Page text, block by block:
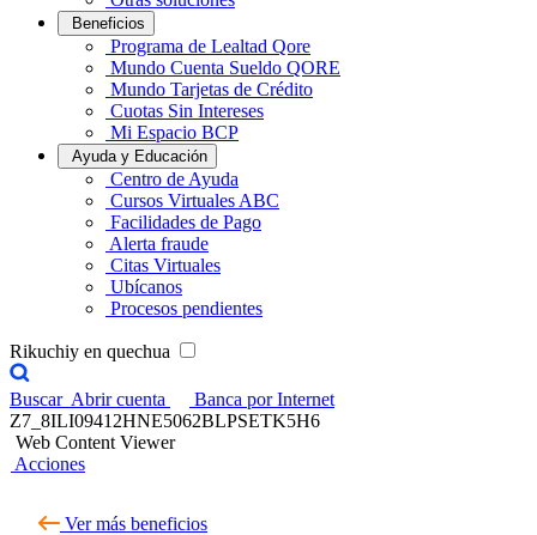
Beneficios
Programa de Lealtad Qore
Mundo Cuenta Sueldo QORE
Mundo Tarjetas de Crédito
Cuotas Sin Intereses
Mi Espacio BCP
Ayuda y Educación
Centro de Ayuda
Cursos Virtuales ABC
Facilidades de Pago
Alerta fraude
Citas Virtuales
Ubícanos
Procesos pendientes
Rikuchiy en quechua
Buscar Abrir cuenta
Banca por Internet
Z7_8ILI09412HNE5062BLPSETK5H6
Web Content Viewer
Acciones
Ver más beneficios